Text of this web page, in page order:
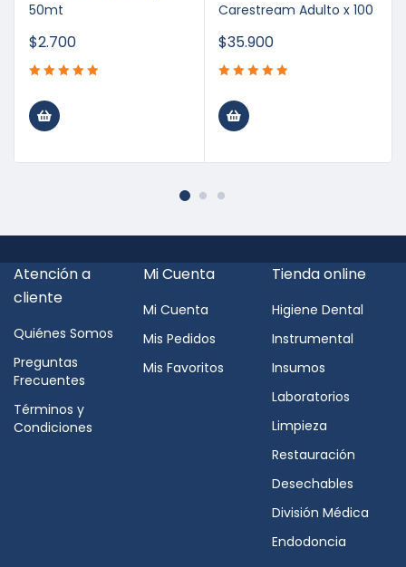
50mt
$2.700
Carestream Adulto x 100
$35.900
Atención a
cliente
Quiénes Somos
Preguntas
Frecuentes
Términos y
Condiciones
Mi Cuenta
Mi Cuenta
Mis Pedidos
Mis Favoritos
Tienda online
Higiene Dental
Instrumental
Insumos
Laboratorios
Limpieza
Restauración
Desechables
División Médica
Endodoncia